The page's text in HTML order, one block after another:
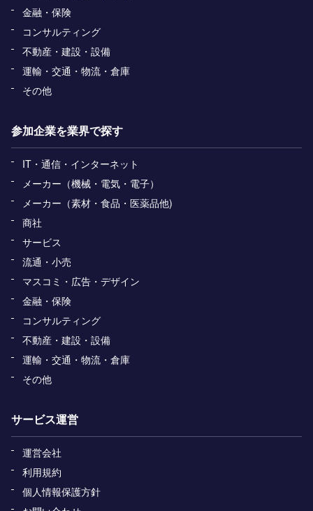
金融・保険
コンサルティング
不動産・建設・設備
運輸・交通・物流・倉庫
その他
参加企業を業界で探す
IT・通信・インターネット
メーカー（機械・電気・電子）
メーカー（素材・食品・医薬品他)
商社
サービス
流通・小売
マスコミ・広告・デザイン
金融・保険
コンサルティング
不動産・建設・設備
運輸・交通・物流・倉庫
その他
サービス運営
運営会社
利用規約
個人情報保護方針